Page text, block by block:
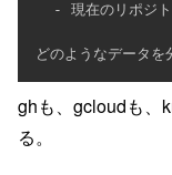
-
現在のリポジ
ghも、gcloudも、
る。